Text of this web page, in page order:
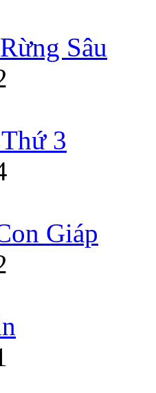
Sâu
3
Giáp